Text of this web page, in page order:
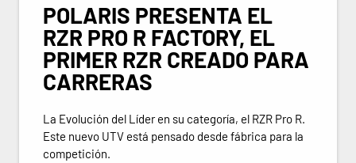
POLARIS PRESENTA EL
RZR PRO R FACTORY, EL
PRIMER RZR CREADO PARA
CARRERAS
La Evolución del Líder en su categoría, el RZR Pro R.
Este nuevo UTV está pensado desde fábrica para la
competición.